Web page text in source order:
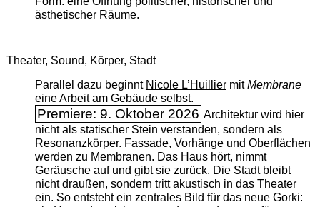
ästhetischer Räume.
Theater, Sound, Körper, Stadt
Parallel dazu beginnt Nicole L’Huilliermit ­Membrane
eine Arbeit am Gebäude selbst.
Premiere: 9. Oktober 2026 Architektur wird hier
nicht als statischer Stein verstanden, sondern als
Resonanzkörper. Fassade, Vorhänge und Oberflächen
werden zu Membranen. Das Haus hört, nimmt
Geräusche auf und gibt sie zurück. Die Stadt bleibt
nicht draußen, sondern tritt akustisch in das Theater
ein. So entsteht ein zentrales Bild für das neue Gorki: